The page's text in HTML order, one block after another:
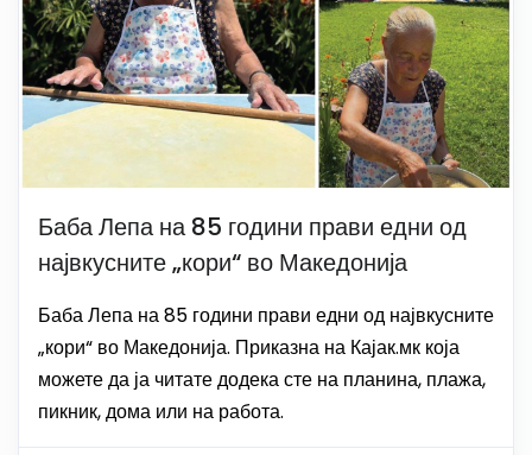
Баба Лепа на 85 години прави едни од
највкусните „кори“ во Македонија
Баба Лепа на 85 години прави едни од највкусните
„кори“ во Македонија. Приказна на Кајак.мк која
можете да ја читате додека сте на планина, плажа,
пикник, дома или на работа.